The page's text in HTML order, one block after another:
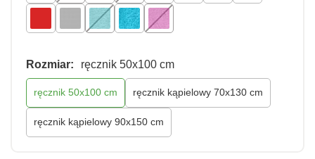
Rozmiar: ręcznik 50x100 cm
ręcznik 50x100 cm ręcznik kąpielowy 70x130 cm
ręcznik kąpielowy 90x150 cm